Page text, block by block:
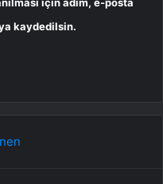
kaydedilsin.